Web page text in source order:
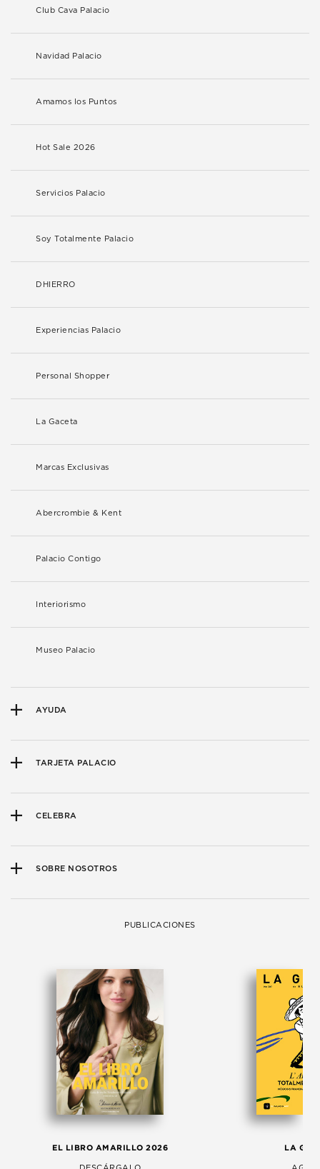
Club Cava Palacio
Navidad Palacio
Amamos los Puntos
Hot Sale 2026
Servicios Palacio
Soy Totalmente Palacio
DHIERRO
Experiencias Palacio
Personal Shopper
La Gaceta
Marcas Exclusivas
Abercrombie & Kent
Palacio Contigo
Interiorismo
Museo Palacio
AYUDA
TARJETA PALACIO
CELEBRA
SOBRE NOSOTROS
PUBLICACIONES
EL LIBRO AMARILLO 2026 LA